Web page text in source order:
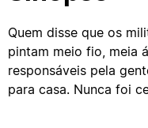
Quem disse que os
pintam meio fio, meia
responsáveis pela
para casa. Nunca foi